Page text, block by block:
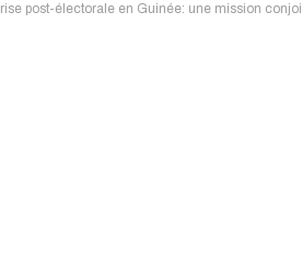
post-électorale en Guinée: une mission